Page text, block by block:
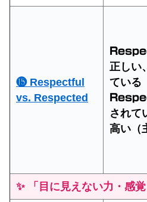
⓯ Respectful
vs. Respected
正しい
ている
されて
高い（
✨ 「目に見えない力・感